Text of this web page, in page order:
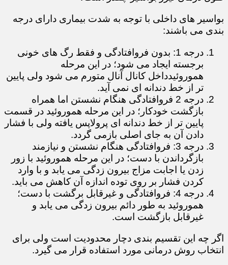
بواسیر های داخلی با توجه به شدت بیماری دارای درجه
بندی می باشند:
درجه 1: بدون فروافتادگی و فقط رگ های خونی
برجسته ایجاد می شود؛ در این مرحله
هموروئیدداخل کانال آنال متورم می شود ولی پایین
تر از خط دندانه ای نمی آید.
درجه 2 فروافتادگی هنگام نشستن اما همراه
بازگشت خودکار؛ در این مرحله هموروئید در قسمت
پایین تر از خط دندانه ای پرولاپس یافته ولی با فشار
دادن آن به جای اصلی بازمی گردد.
درجه 3: فروافتادگی هنگام نشستن و نیازمند
بازگرداندن با دست؛ در این مرحله هموروئید با زور
زدن یا اجابت مزاج بیرون زدگی می یابد و با وارد
کردن فشار بر روی توده اندازه آن کاهش می باید.
درجه 4: فروافتادگی و غیرقابل برگشت با دست؛
هموروئید به طور دائم بیرون زدگی می یابد و
غیرقابل بازگشت است.
اگر چه این تقسیم بندی دچار محدودیت است ولی برای
انتخاب روش درمانی مورد استفاده قرار می گیرد.